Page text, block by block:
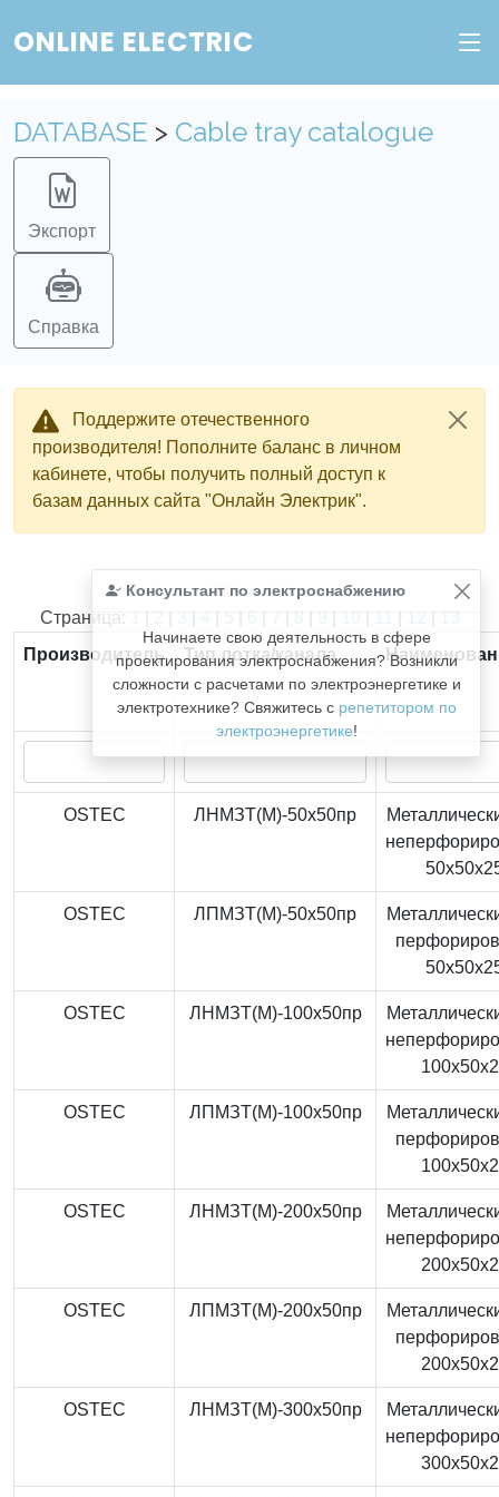
ONLINE ELECTRIC
DATABASE > Cable tray catalogue
Экспорт
Справка
Поддержите отечественного
производителя! Пополните баланс в личном
кабинете, чтобы получить полный доступ к
базам данных сайта "Онлайн Электрик".
Консультант по электроснабжению
Начинаете свою деятельность в сфере
проектирования электроснабжения? Возникли
сложности с расчетами по электроэнергетике и
электротехнике? Свяжитесь с репетитором по
электроэнергетике!
Найдено366из366записей.
Страница: 1 | 2 | 3 | 4 | 5 | 6 | 7 | 8 | 9 | 10 | 11 | 12 | 13
Производитель
Тип лотка/канала
OSTEC ЛНМЗТ(М)-50x50пр
OSTEC ЛПМЗТ(М)-50x50пр
OSTEC ЛНМЗТ(М)-100x50пр
OSTEC ЛПМЗТ(М)-100x50пр
OSTEC ЛНМЗТ(М)-200x50пр
OSTEC ЛПМЗТ(М)-200x50пр
OSTEC ЛНМЗТ(М)-300x50пр